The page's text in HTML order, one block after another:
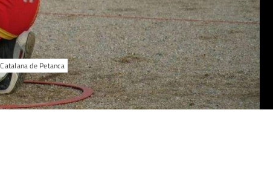
de Petanca